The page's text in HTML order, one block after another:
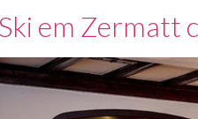
Ski em Zermatt